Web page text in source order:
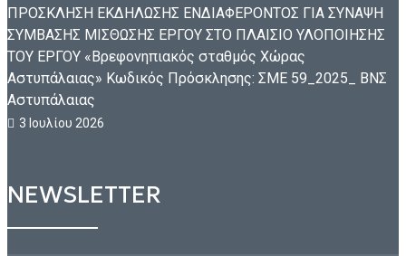
ΠΡΟΣΚΛΗΣΗ ΕΚΔΗΛΩΣΗΣ ΕΝΔΙΑΦΕΡΟΝΤΟΣ ΓΙΑ ΣΥΝΑΨΗ
ΣΥΜΒΑΣΗΣ ΜΙΣΘΩΣΗΣ ΕΡΓΟΥ ΣΤΟ ΠΛΑΙΣΙΟ ΥΛΟΠΟΙΗΣΗΣ
ΤΟΥ ΕΡΓΟΥ «Βρεφονηπιακός σταθμός Χώρας
Αστυπάλαιας» Κωδικός Πρόσκλησης: ΣΜΕ 59_2025_ ΒΝΣ
Αστυπάλαιας
3 Ιουλίου 2026
NEWSLETTER